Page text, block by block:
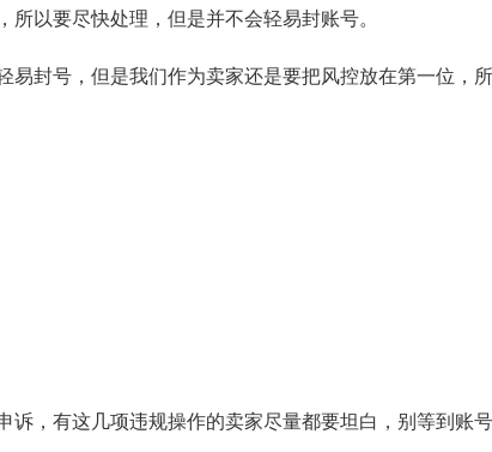
以要尽快处理，但是并不会轻易封账号。
封号，但是我们作为卖家还是要把风控放在第一位，
，有这几项违规操作的卖家尽量都要坦白，别等到账